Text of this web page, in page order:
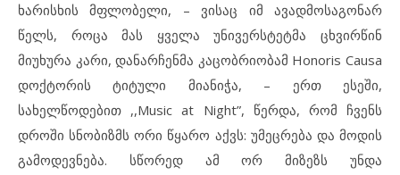
ხარისხის მფლობელი, – ვისაც იმ ავადმოსაგონარ
წელს, როცა მას ყველა უნივერსტეტმა ცხვირწინ
მიუხურა კარი, დანარჩენმა კაცობრიობამ Honoris Causa
დოქტორის ტიტული მიანიჭა, – ერთ ესეში,
სახელწოდებით ,,Music at Night”, წერდა, რომ ჩვენს
დროში სნობიზმს ორი წყარო აქვს: უმეცრება და მოდის
გამოდევნება. სწორედ ამ ორ მიზეზს უნდა